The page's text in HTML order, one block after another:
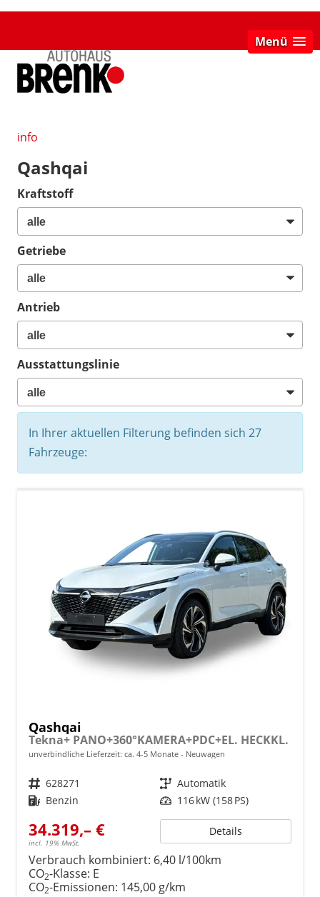
Menü
info
Qashqai
Kraftstoff
Getriebe
Antrieb
Ausstattungslinie
In Ihrer aktuellen Filterung befinden sich 27
Fahrzeuge:
Qashqai
Tekna+ PANO+360°KAMERA+PDC+EL. HECKKL.
unverbindliche Lieferzeit: ca. 4-5 Monate Neuwagen
Fahrzeugnr. 628271 Getriebe Automatik
Kraftstoff Benzin Leistung 116 kW (158 PS)
34.319,– €
incl. 19% MwSt.
Details
Verbrauch kombiniert: 6,40 l/100km
CO2-Klasse: E
CO2-Emissionen: 145,00 g/km